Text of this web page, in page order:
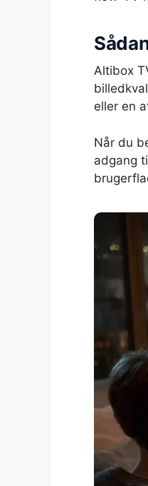
Altibox
eller en
Når du
adgang